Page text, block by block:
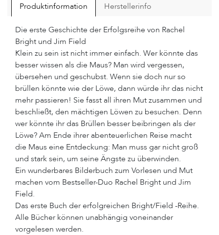
Produktinformation Herstellerinfo
Die erste Geschichte der Erfolgsreihe von Rachel
Bright und Jim Field
Klein zu sein ist nicht immer einfach. Wer könnte das
besser wissen als die Maus? Man wird vergessen,
übersehen und geschubst. Wenn sie doch nur so
brüllen könnte wie der Löwe, dann würde ihr das nicht
mehr passieren! Sie fasst all ihren Mut zusammen und
beschließt, den mächtigen Löwen zu besuchen. Denn
wer könnte ihr das Brüllen besser beibringen als der
Löwe? Am Ende ihrer abenteuerlichen Reise macht
die Maus eine Entdeckung: Man muss gar nicht groß
und stark sein, um seine Ängste zu überwinden.
Ein wunderbares Bilderbuch zum Vorlesen und Mut
machen vom Bestseller-Duo Rachel Bright und Jim
Field.
Das erste Buch der erfolgreichen Bright/Field -Reihe.
Alle Bücher können unabhängig voneinander
vorgelesen werden.